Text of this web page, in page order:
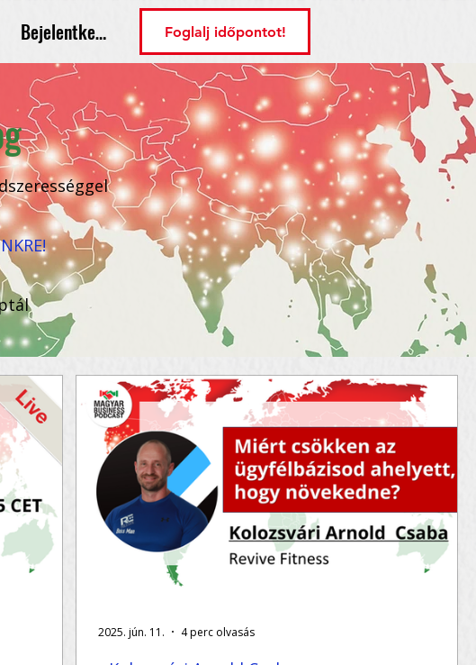
Bejelentkezés Foglalj időpontot!
2025. jún. 11. 4 perc olvasás